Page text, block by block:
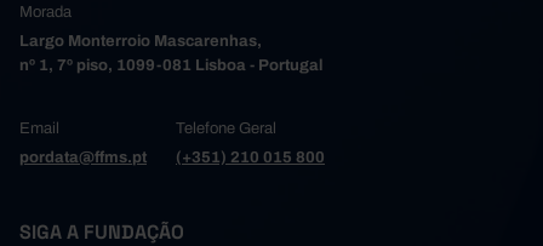
Morada
Largo Monterroio Mascarenhas,
nº 1, 7º piso, 1099-081 Lisboa - Portugal
Email
pordata@ffms.pt
Telefone Geral
(+351) 210 015 800
SIGA A FUNDAÇÃO